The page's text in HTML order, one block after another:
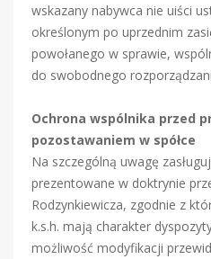
wskazany nabywca nie uiści
określonym po uprzednim
powołanego w sprawie,
do swobodnego
Ochrona wspólnika przed
pozostawaniem w spółce
Na szczególną uwagę
prezentowane w doktrynie
Rodzynkiewicza, zgodnie z
k.s.h. mają charakter
możliwość modyfikacji